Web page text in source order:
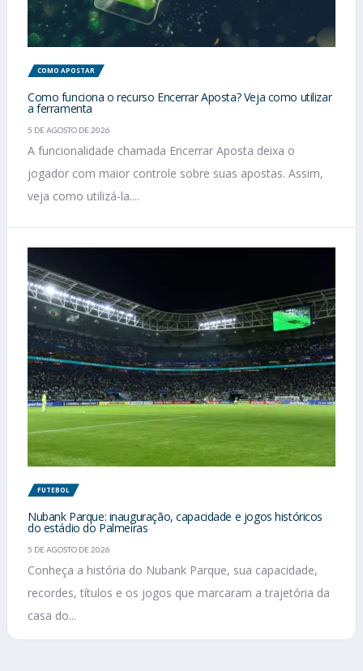
COMO APOSTAR
Como funciona o recurso Encerrar Aposta? Veja como utilizar
a ferramenta
5 DE AGOSTO DE 2026
A funcionalidade chamada Encerrar Aposta deixa o
jogador com maior controle sobre suas apostas. Assim,
veja como utilizá-la....
FUTEBOL
Nubank Parque: inauguração, capacidade e jogos históricos
do estádio do Palmeiras
5 DE AGOSTO DE 2026
Conheça a história do Nubank Parque, sua capacidade,
recordes, títulos e os jogos que marcaram a trajetória da
casa do...